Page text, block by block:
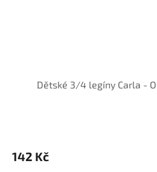
Dětské 3/4 legíny Carla -
142 Kč